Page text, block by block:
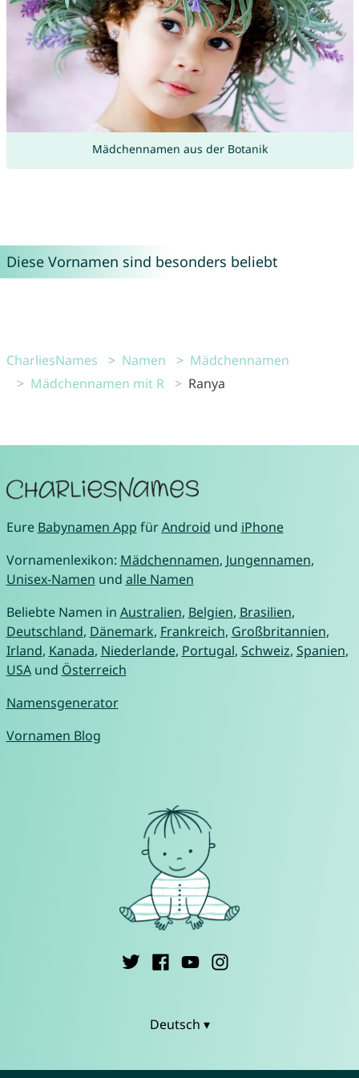
Mädchennamen aus der Botanik
Diese Vornamen sind besonders beliebt
CharliesNames Namen
Mädchennamen
Mädchennamen mit R
Ranya
Eure Babynamen App fürAndroid und iPhone
Vornamenlexikon: Mädchennamen, Jungennamen,
Unisex-Namen und alle Namen
Beliebte Namen in Australien, Belgien, Brasilien,
Deutschland, Dänemark, Frankreich, Großbritannien,
Irland, Kanada, Niederlande, Portugal, Schweiz, Spanien,
USAund Österreich
Namensgenerator
Vornamen Blog
Deutsch ▾